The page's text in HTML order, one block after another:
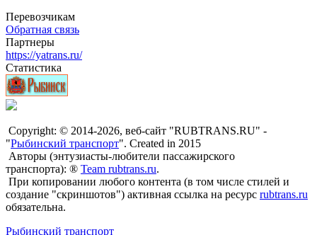
Перевозчикам
Обратная связь
Партнеры
https://yatrans.ru/
Статистика
Copyright: © 2014-2026, веб-сайт "RUBTRANS.RU" -
"Рыбинский транспорт". Created in 2015
Авторы (энтузиасты-любители пассажирского
транспорта): ® Team rubtrans.ru.
При копировании любого контента (в том числе стилей и
создание "скриншотов") активная ссылка на ресурс rubtrans.ru
обязательна.
Рыбинский транспорт